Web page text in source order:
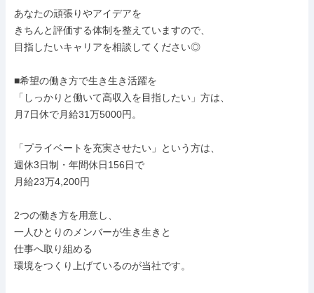
あなたの頑張りやアイデアを
きちんと評価する体制を整えていますので、
目指したいキャリアを相談してください◎
■希望の働き方で生き生き活躍を
「しっかりと働いて高収入を目指したい」方は、
月7日休で月給31万5000円。
「プライベートを充実させたい」という方は、
週休3日制・年間休日156日で
月給23万4,200円
2つの働き方を用意し、
一人ひとりのメンバーが生き生きと
仕事へ取り組める
環境をつくり上げているのが当社です。